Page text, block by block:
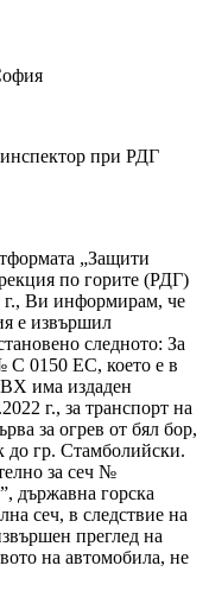
при РДГ
„Защити
по горите (РДГ)
Ви информирам, че
е извършил
следното: За
С 0150 ЕС, което е в
има издаден
г., за транспорт на
за огрев от бял бор,
до гр. Стамболийски.
за сеч №
държавна горска
сеч, в следствие на
преглед на
на автомобила, не